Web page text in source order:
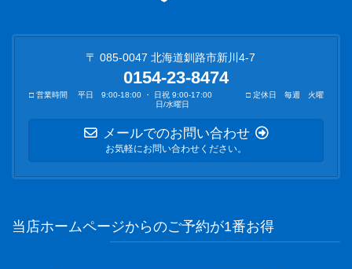
〒 085-0047 北海道釧路市新川4-7
0154-23-8474
□ 営業時間 平日 9:00-18:00 ・ 日祝 9:00-17:00 □ 定休日 毎週 火曜
日/水曜日
メールでのお問い合わせ
お気軽にお問い合わせください。
当店ホームページからのご予約が1番お得